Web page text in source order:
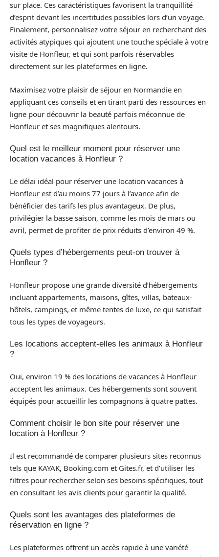
sur place. Ces caractéristiques favorisent la tranquillité
d’esprit devant les incertitudes possibles lors d’un voyage.
Finalement, personnalisez votre séjour en recherchant des
activités atypiques qui ajoutent une touche spéciale à votre
visite de Honfleur, et qui sont parfois réservables
directement sur les plateformes en ligne.
Maximisez votre plaisir de séjour en Normandie en
appliquant ces conseils et en tirant parti des ressources en
ligne pour découvrir la beauté parfois méconnue de
Honfleur et ses magnifiques alentours.
Quel est le meilleur moment pour réserver une
location vacances à Honfleur ?
Le délai idéal pour réserver une location vacances à
Honfleur est d’au moins 77 jours à l’avance afin de
bénéficier des tarifs les plus avantageux. De plus,
privilégier la basse saison, comme les mois de mars ou
avril, permet de profiter de prix réduits d’environ 49 %.
Quels types d’hébergements peut-on trouver à
Honfleur ?
Honfleur propose une grande diversité d’hébergements
incluant appartements, maisons, gîtes, villas, bateaux-
hôtels, campings, et même tentes de luxe, ce qui satisfait
tous les types de voyageurs.
Les locations acceptent-elles les animaux à Honfleur
?
Oui, environ 19 % des locations de vacances à Honfleur
acceptent les animaux. Ces hébergements sont souvent
équipés pour accueillir les compagnons à quatre pattes.
Comment choisir le bon site pour réserver une
location à Honfleur ?
Il est recommandé de comparer plusieurs sites reconnus
tels que KAYAK, Booking.com et Gites.fr, et d’utiliser les
filtres pour rechercher selon ses besoins spécifiques, tout
en consultant les avis clients pour garantir la qualité.
Quels sont les avantages des plateformes de
réservation en ligne ?
Les plateformes offrent un accès rapide à une variété